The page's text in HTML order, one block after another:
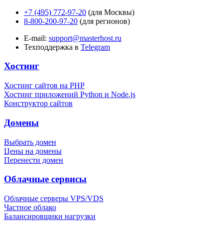
+7 (495) 772-97-20 (для Москвы)
8-800-200-97-20 (для регионов)
E-mail: support@masterhost.ru
Техподдержка в Telegram
Хостинг
Хостинг сайтов на PHP
Хостинг приложений Python и Node.js
Конструктор сайтов
Домены
Выбрать домен
Цены на домены
Перенести домен
Облачные сервисы
Облачные серверы VPS/VDS
Частное облако
Балансировщики нагрузки